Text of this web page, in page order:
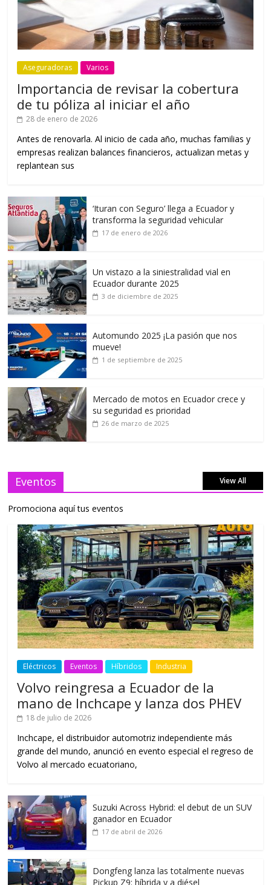
Aseguradoras Varios
Importancia de revisar la cobertura
de tu póliza al iniciar el año
28 de enero de 2026
Antes de renovarla. Al inicio de cada año, muchas familias y
empresas realizan balances financieros, actualizan metas y
replantean sus
‘Ituran con Seguro’ llega a Ecuador y
transforma la seguridad vehicular
17 de enero de 2026
Un vistazo a la siniestralidad vial en
Ecuador durante 2025
3 de diciembre de 2025
Automundo 2025 ¡La pasión que nos
mueve!
1 de septiembre de 2025
Mercado de motos en Ecuador crece y
su seguridad es prioridad
26 de marzo de 2025
Eventos View All
Promociona aquí tus eventos
Eléctricos Eventos Híbridos Industria
Volvo reingresa a Ecuador de la
mano de Inchcape y lanza dos PHEV
18 de julio de 2026
Inchcape, el distribuidor automotriz independiente más
grande del mundo, anunció en evento especial el regreso de
Volvo al mercado ecuatoriano,
Suzuki Across Hybrid: el debut de un SUV
ganador en Ecuador
17 de abril de 2026
Dongfeng lanza las totalmente nuevas
Pickup Z9: híbrida y a diésel